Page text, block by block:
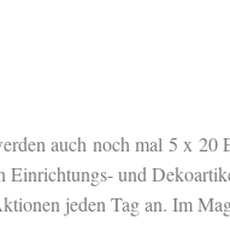
auch noch mal 5 x 20
Einrichtungs- und
jeden Tag an. Im